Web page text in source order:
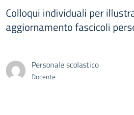
Colloqui individuali per
aggiornamento fascicoli
Personale scolastico
Docente